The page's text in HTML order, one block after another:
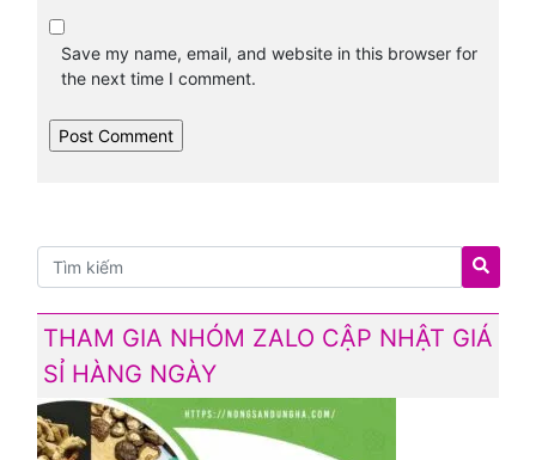
Save my name, email, and website in this browser for
the next time I comment.
THAM GIA NHÓM ZALO CẬP NHẬT GIÁ
SỈ HÀNG NGÀY